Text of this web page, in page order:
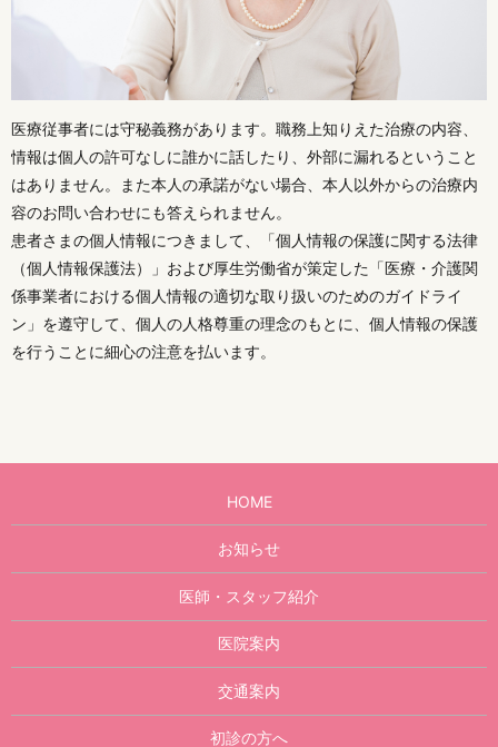
医療従事者には守秘義務があります。職務上知りえた治療の内容、
情報は個人の許可なしに誰かに話したり、外部に漏れるということ
はありません。また本人の承諾がない場合、本人以外からの治療内
容のお問い合わせにも答えられません。
患者さまの個人情報につきまして、「個人情報の保護に関する法律
（個人情報保護法）」および厚生労働省が策定した「医療・介護関
係事業者における個人情報の適切な取り扱いのためのガイドライ
ン」を遵守して、個人の人格尊重の理念のもとに、個人情報の保護
を行うことに細心の注意を払います。
HOME
お知らせ
医師・スタッフ紹介
医院案内
交通案内
初診の方へ